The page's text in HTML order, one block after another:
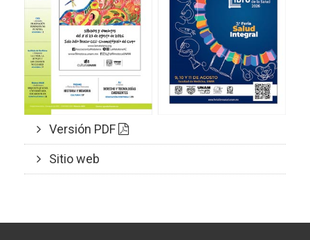
Versión PDF
Sitio web